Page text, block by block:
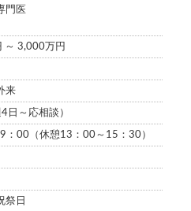
門医
～ 3,000万円
来
日～応相談）
：00（休憩13：00～15：30）
祭日